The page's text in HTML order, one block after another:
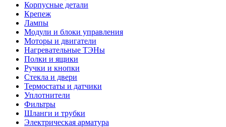
Корпусные детали
Крепеж
Лампы
Модули и блоки управления
Моторы и двигатели
Нагревательные ТЭНы
Полки и ящики
Ручки и кнопки
Стекла и двери
Термостаты и датчики
Уплотнители
Фильтры
Шланги и трубки
Электрическая арматура